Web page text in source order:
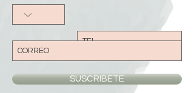
SUSCRIBETE